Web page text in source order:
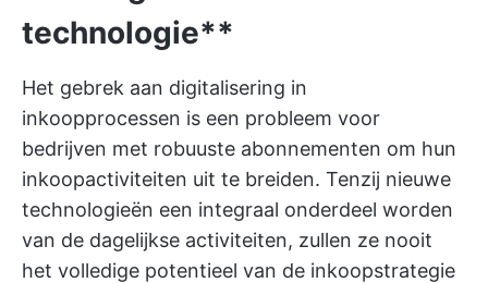
technologie**
Het gebrek aan digitalisering in
inkoopprocessen is een probleem voor
bedrijven met robuuste abonnementen om hun
inkoopactiviteiten uit te breiden. Tenzij nieuwe
technologieën een integraal onderdeel worden
van de dagelijkse activiteiten, zullen ze nooit
het volledige potentieel van de inkoopstrategie